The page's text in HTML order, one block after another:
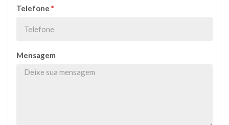
Telefone *
Mensagem